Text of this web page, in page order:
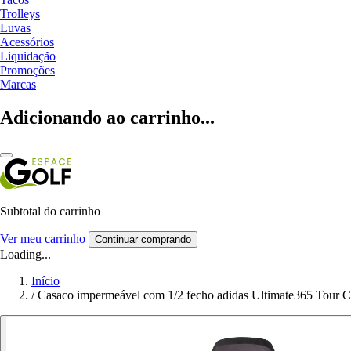
Trolleys
Luvas
Acessórios
Liquidação
Promoções
Marcas
Adicionando ao carrinho...
Subtotal do carrinho
Ver meu carrinho Continuar comprando
Loading...
Início
/ Casaco impermeável com 1/2 fecho adidas Ultimate365 Tour